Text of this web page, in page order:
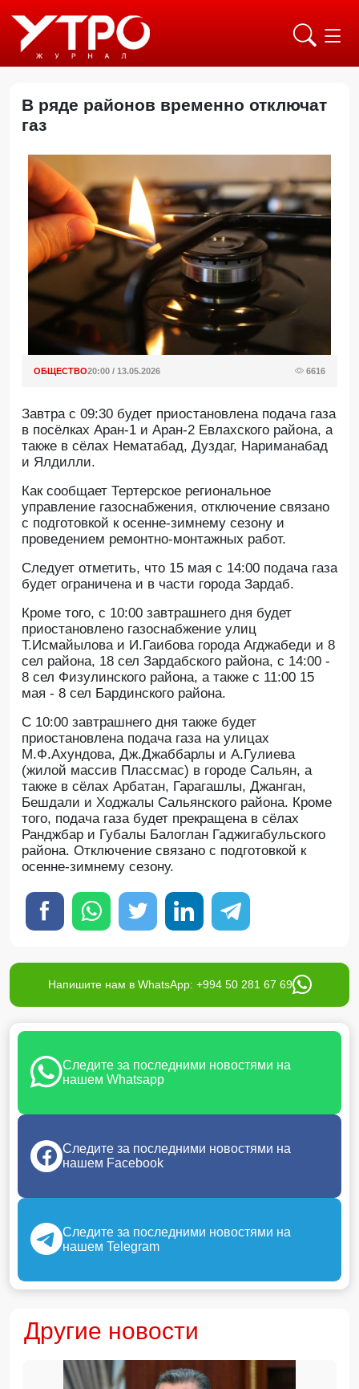
В ряде районов временно отключат
газ
ОБЩЕСТВО20:00 / 13.05.2026 6616
Завтра с 09:30 будет приостановлена подача газа
в посёлках Аран-1 и Аран-2 Евлахского района, а
также в сёлах Нематабад, Дуздаг, Нариманабад
и Ялдилли.
Как сообщает Тертерское региональное
управление газоснабжения, отключение связано
с подготовкой к осенне-зимнему сезону и
проведением ремонтно-монтажных работ.
Следует отметить, что 15 мая с 14:00 подача газа
будет ограничена и в части города Зардаб.
Кроме того, с 10:00 завтрашнего дня будет
приостановлено газоснабжение улиц
Т.Исмайылова и И.Гаибова города Агджабеди и 8
сел района, 18 сел Зардабского района, с 14:00 -
8 сел Физулинского района, а также с 11:00 15
мая - 8 сел Бардинского района.
С 10:00 завтрашнего дня также будет
приостановлена подача газа на улицах
М.Ф.Ахундова, Дж.Джаббарлы и А.Гулиева
(жилой массив Плассмас) в городе Сальян, а
также в сёлах Арбатан, Гарагашлы, Джанган,
Бешдали и Ходжалы Сальянского района. Кроме
того, подача газа будет прекращена в сёлах
Ранджбар и Губалы Балоглан Гаджигабульского
района. Отключение связано с подготовкой к
осенне-зимнему сезону.
Напишите нам в WhatsApp: +994 50 281 67 69
Следите за последними новостями на
нашем Whatsapp
Следите за последними новостями на
нашем Facebook
Следите за последними новостями на
нашем Telegram
Другие новости